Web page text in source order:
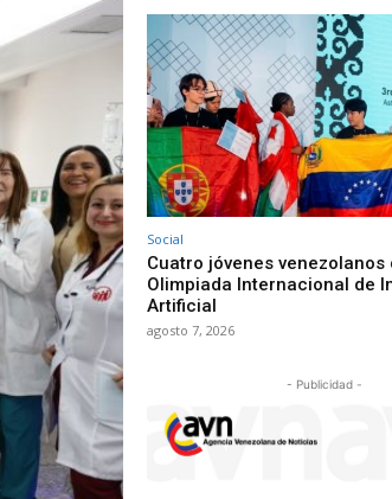
Social
Cuatro jóvenes venezolanos
Olimpiada Internacional de
Artificial
agosto 7, 2026
- Publicidad -